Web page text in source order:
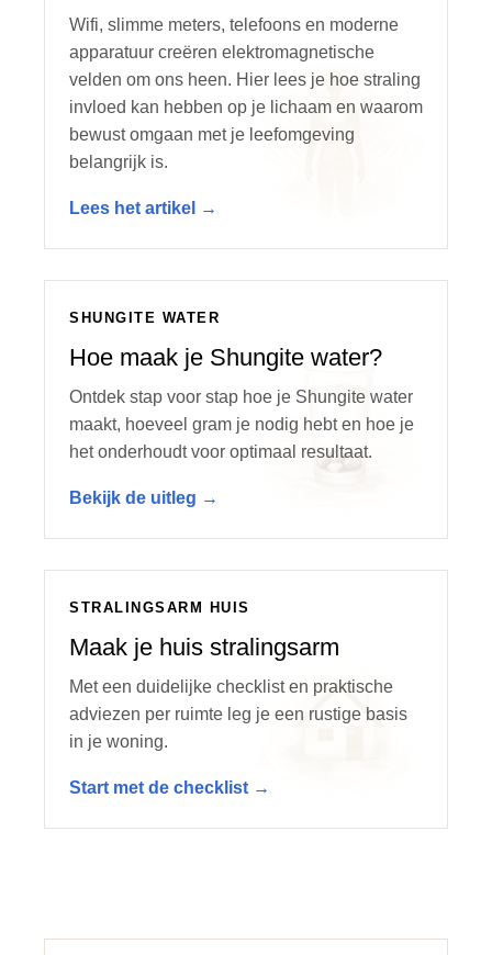
Wifi, slimme meters, telefoons en moderne
apparatuur creëren elektromagnetische
velden om ons heen. Hier lees je hoe straling
invloed kan hebben op je lichaam en waarom
bewust omgaan met je leefomgeving
belangrijk is.
Lees het artikel →
SHUNGITE WATER
Hoe maak je Shungite water?
Ontdek stap voor stap hoe je Shungite water
maakt, hoeveel gram je nodig hebt en hoe je
het onderhoudt voor optimaal resultaat.
Bekijk de uitleg →
STRALINGSARM HUIS
Maak je huis stralingsarm
Met een duidelijke checklist en praktische
adviezen per ruimte leg je een rustige basis
in je woning.
Start met de checklist →